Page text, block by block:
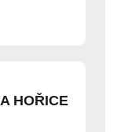
HOŘICE